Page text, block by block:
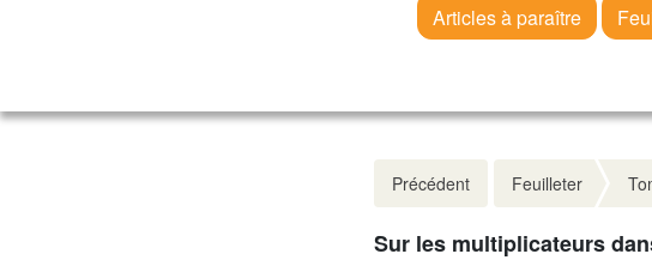
Articles à paraître
Précédent Feuilleter
Sur les multiplicateurs